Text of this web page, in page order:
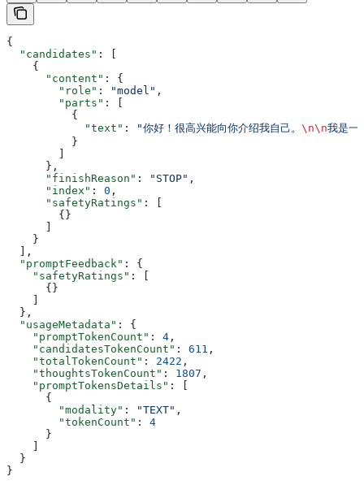
{
  "candidates"
: [
    {
      "content"
: {
        "role"
: "model" ,
        "parts"
: [
          {
            "text"
: "你好！很高兴能向你介绍我自己。 \n\n我是
          }
      },
      "finishReason"
: "STOP" ,
      "index"
: 0 ,
      "safetyRatings"
: [
        {}
    }
  ],
  "promptFeedback"
: {
    "safetyRatings"
: [
      {}
  },
  "usageMetadata"
: {
    "promptTokenCount"
: 4 ,
    "candidatesTokenCount"
: 611 ,
    "totalTokenCount"
: 2422 ,
    "thoughtsTokenCount"
: 1807 ,
    "promptTokensDetails"
: [
      {
        "modality"
: "TEXT" ,
        "tokenCount"
: 4
      }
  }
}